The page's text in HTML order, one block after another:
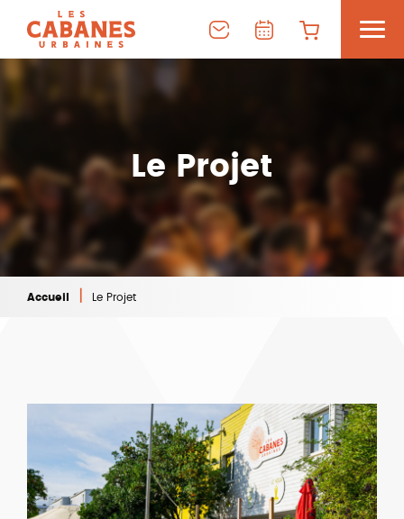
Le Projet
Accueil Le Projet